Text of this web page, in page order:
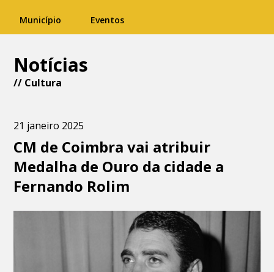
Município Eventos
Notícias
// Cultura
21 janeiro 2025
CM de Coimbra vai atribuir
Medalha de Ouro da cidade a
Fernando Rolim